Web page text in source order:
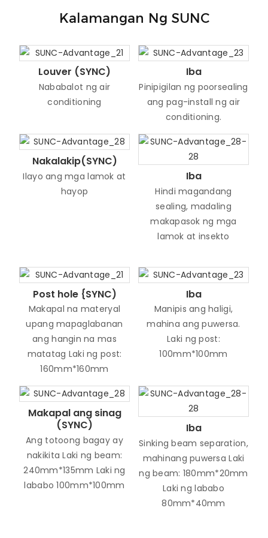
Kalamangan Ng SUNC
Louver (SYNC)
Nababalot ng air
conditioning
Iba
Pinipigilan ng poorsealing
ang pag-install ng air
conditioning.
Nakalakip(SYNC)
Ilayo ang mga lamok at
hayop
Iba
Hindi magandang
sealing, madaling
makapasok ng mga
lamok at insekto
Post hole {SYNC)
Makapal na materyal
upang mapaglabanan
ang hangin na mas
matatag Laki ng post:
160mm*160mm
Iba
Manipis ang haligi,
mahina ang puwersa.
Laki ng post:
100mm*100mm
Makapal ang sinag
(SYNC)
Ang totoong bagay ay
nakikita Laki ng beam:
240mm*135mm Laki ng
lababo 100mm*100mm
Iba
Sinking beam separation,
mahinang puwersa Laki
ng beam: 180mm*20mm
Laki ng lababo
80mm*40mm